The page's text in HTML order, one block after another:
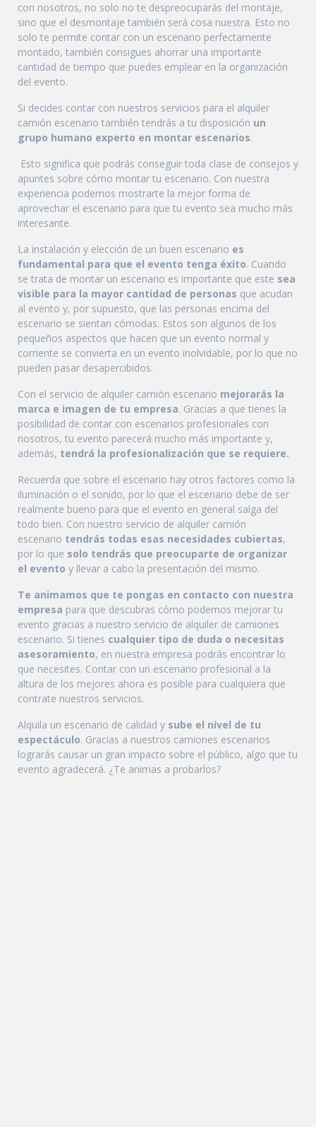
con nosotros, no solo no te despreocuparás del montaje,
sino que el desmontaje también será cosa nuestra. Esto no
solo te permite contar con un escenario perfectamente
montado, también consigues ahorrar una importante
cantidad de tiempo que puedes emplear en la organización
del evento.
Si decides contar con nuestros servicios para el alquiler
camión escenario también tendrás a tu disposición un
grupo humano experto en montar escenarios.
Esto significa que podrás conseguir toda clase de consejos y
apuntes sobre cómo montar tu escenario. Con nuestra
experiencia podemos mostrarte la mejor forma de
aprovechar el escenario para que tu evento sea mucho más
interesante.
La instalación y elección de un buen escenario es
fundamental para que el evento tenga éxito. Cuando
se trata de montar un escenario es importante que este sea
visible para la mayor cantidad de personas que acudan
al evento y, por supuesto, que las personas encima del
escenario se sientan cómodas. Estos son algunos de los
pequeños aspectos que hacen que un evento normal y
corriente se convierta en un evento inolvidable, por lo que no
pueden pasar desapercibidos.
Con el servicio de alquiler camión escenario mejorarás la
marca e imagen de tu empresa. Gracias a que tienes la
posibilidad de contar con escenarios profesionales con
nosotros, tu evento parecerá mucho más importante y,
además, tendrá la profesionalización que se requiere.
Recuerda que sobre el escenario hay otros factores como la
iluminación o el sonido, por lo que el escenario debe de ser
realmente bueno para que el evento en general salga del
todo bien. Con nuestro servicio de alquiler camión
escenario tendrás todas esas necesidades cubiertas,
por lo que solo tendrás que preocuparte de organizar
el evento y llevar a cabo la presentación del mismo.
Te animamos que te pongas en contacto con nuestra
empresa para que descubras cómo podemos mejorar tu
evento gracias a nuestro servicio de alquiler de camiones
escenario. Si tienes cualquier tipo de duda o necesitas
asesoramiento, en nuestra empresa podrás encontrar lo
que necesites. Contar con un escenario profesional a la
altura de los mejores ahora es posible para cualquiera que
contrate nuestros servicios.
Alquila un escenario de calidad y sube el nivel de tu
espectáculo. Gracias a nuestros camiones escenarios
lograrás causar un gran impacto sobre el público, algo que tu
evento agradecerá. ¿Te animas a probarlos?